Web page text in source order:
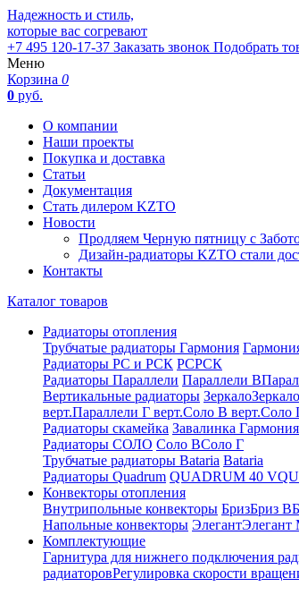
Надежность и стиль,
которые вас согревают
+7 495 120-17-37 Заказать звонок Подобрать
Меню
Корзина 0
0 руб.
О компании
Наши проекты
Покупка и доставка
Статьи
Документация
Стать дилером KZTO
Новости
Продляем Черную пятницу с
Дизайн-радиаторы KZTO стали
Контакты
Каталог товаров
Радиаторы отопления
Трубчатые радиаторы Гармония
Радиаторы РС и РСК РСРСК
Радиаторы Параллели Параллели В
Вертикальные радиаторы Зеркало
верт.Параллели Г верт.Соло В верт.Соло
Радиаторы скамейка Завалинка Гармония
Радиаторы СОЛО Соло ВСоло Г
Трубчатые радиаторы Bataria Bataria
Радиаторы Quadrum QUADRUM 40 V
Конвекторы отопления
Внутрипольные конвекторы БризБриз В
Напольные конвекторы Элегант
Комплектующие
Гарнитура для нижнего подключения
радиаторовРегулировка скорости